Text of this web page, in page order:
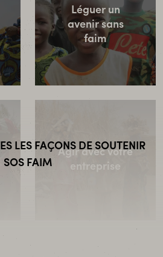
Léguer un
avenir sans
faim
Agir avec votre
entreprise
LES FAÇONS DE SOUTENIR
SOS FAIM